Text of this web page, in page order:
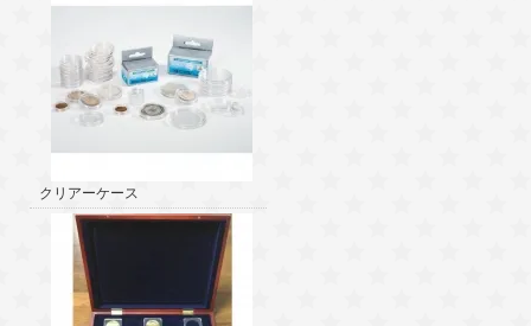
クリアーケース